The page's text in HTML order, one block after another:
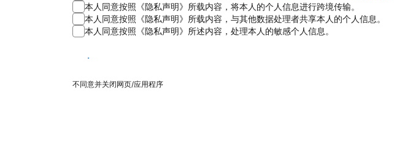
本人同意按照《隐私声明》所载内容，将本人的个人信息进行跨境传输。
本人同意按照《隐私声明》所载内容，与其他数据处理者共享本人的个人信息。
本人同意按照《隐私声明》所述内容，处理本人的敏感个人信息。
同意
不同意并关闭网页/应用程序